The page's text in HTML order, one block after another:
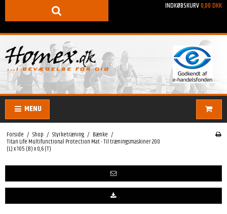
INDKØBSKURV0,00 DKK
MENU
Forside / Shop / Styrketræning / Bænke /
Titan Life Multifunctional Protection Mat - Til træningsmaskiner 200
(L) x 105 (B) x 0,6 (T)